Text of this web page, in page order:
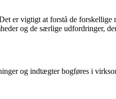
er vigtigt at forstå de forskellige
og de særlige udfordringer,
og indtægter bogføres i